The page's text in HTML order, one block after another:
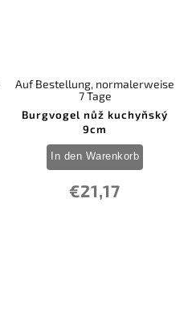
Burgvogel nůž kuchyňský
9cm
Auf Bestellung, normalerweise
7 Tage
€21,17
In den Warenkorb